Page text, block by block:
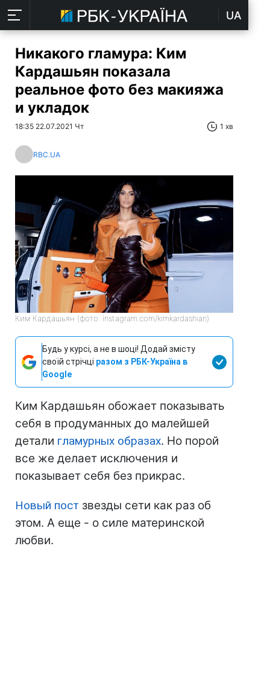
UA
Никакого гламура: Ким
Кардашьян показала
реальное фото без макияжа
и укладок
18:35 22.07.2021 Чт 1 хв
RBC.UA
Ким Кардашьян (фото: instagram.com/kimkardashian)
Будь у курсі, а не в шоці! Додай змісту
своїй стрічці разом з РБК-Україна в
Google
Ким Кардашьян обожает показывать
себя в продуманных до малейшей
детали гламурных образах. Но порой
все же делает исключения и
показывает себя без прикрас.
Новый пост звезды сети как раз об
этом. А еще - о силе материнской
любви.